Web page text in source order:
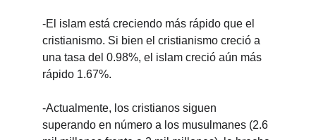
-El islam está creciendo más rápido que el
cristianismo. Si bien el cristianismo creció a
una tasa del 0.98%, el islam creció aún más
rápido 1.67%.
-Actualmente, los cristianos siguen
superando en número a los musulmanes (2.6